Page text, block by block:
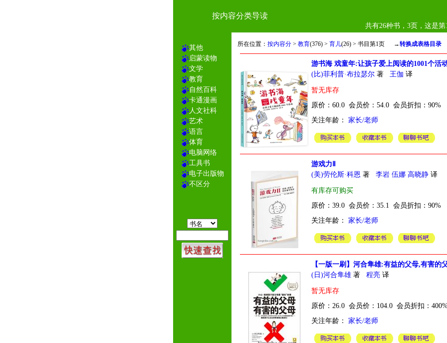
按内容分类导读
共有26种书，3页，这是第
其他
启蒙读物
文学
教育
自然百科
卡通漫画
人文社科
艺术
语言
体育
电脑网络
工具书
电子出版物
不区分
所在位置： 按内容分 > 教育(376) > 育儿(26) > 书目第1页 →转换成表格目录
游书海 戏童年:让孩子爱上阅读的1001个活
(比)菲利普·布拉瑟尔 著 王伽 译
暂无库存
原价：60.0 会员价：54.0 会员折扣：90%
关注年龄： 家长/老师
游戏力Ⅱ
(美)劳伦斯·科恩 著 李岩 伍娜 高晓静 译
有库存可购买
原价：39.0 会员价：35.1 会员折扣：90%
关注年龄： 家长/老师
【一版一刷】河合隼雄:有益的父母,有害的
(日)河合隼雄 著 程亮 译
暂无库存
原价：26.0 会员价：104.0 会员折扣：
关注年龄： 家长/老师